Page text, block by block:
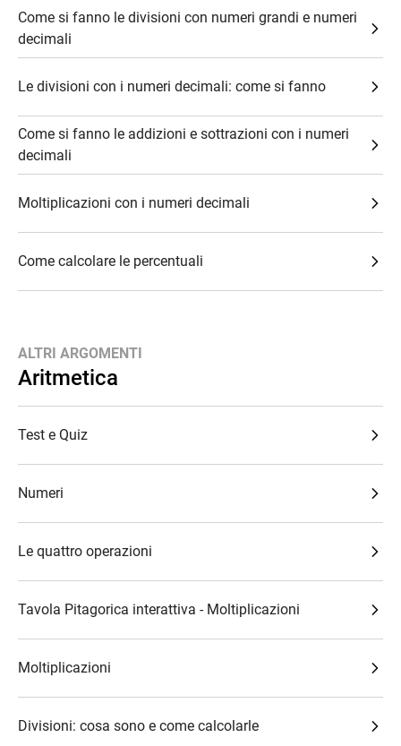
Come si fanno le divisioni con numeri grandi e numeri
decimali
Le divisioni con i numeri decimali: come si fanno
Come si fanno le addizioni e sottrazioni con i numeri
decimali
Moltiplicazioni con i numeri decimali
Come calcolare le percentuali
ALTRI ARGOMENTI
Aritmetica
Test e Quiz
Numeri
Le quattro operazioni
Tavola Pitagorica interattiva - Moltiplicazioni
Moltiplicazioni
Divisioni: cosa sono e come calcolarle